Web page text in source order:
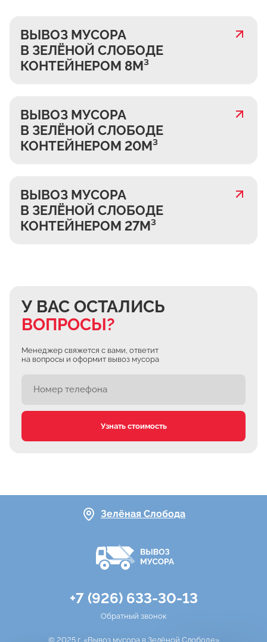
ВЫВОЗ МУСОРА
В ЗЕЛЁНОЙ СЛОБОДЕ
КОНТЕЙНЕРОМ 8М³
ВЫВОЗ МУСОРА
В ЗЕЛЁНОЙ СЛОБОДЕ
КОНТЕЙНЕРОМ 20М³
ВЫВОЗ МУСОРА
В ЗЕЛЁНОЙ СЛОБОДЕ
КОНТЕЙНЕРОМ 27М³
У ВАС ОСТАЛИСЬ
ВОПРОСЫ?
Менеджер свяжется с вами, ответит
на вопросы и оформит вывоз мусора
Узнать стоимость
Зелёная Слобода
+7 (926) 633-30-13
Обратный звонок
© 2025 г. «Вывоз мусора в Зелёной Слободе»